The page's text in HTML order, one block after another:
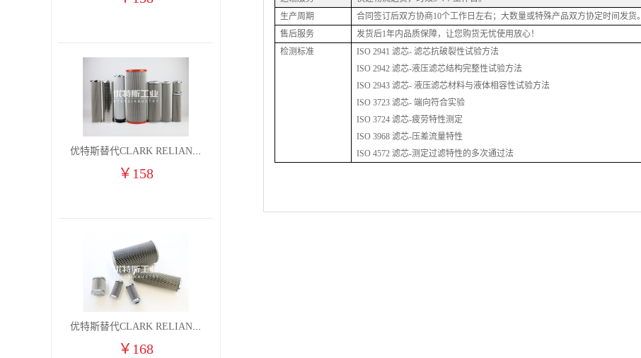
生产周期
合同签订后双方协商10个工作日左右；大数量或特殊产品双方协定时间发货。
售后服务
发货后1年内品质保障，让您购货无忧使用放心！
检测标准
ISO 2941 滤芯- 滤芯抗破裂性试验方法
ISO 2942 滤芯-液压滤芯结构完整性试验方法
ISO 2943 滤芯- 液压滤芯材料与液体相容性试验方法
ISO 3723 滤芯- 端向符合实验
ISO 3724 滤芯-疲劳特性测定
ISO 3968 滤芯-压差流量特性
ISO 4572 滤芯-测定过滤特性的多次通过法
优特斯替代CLARK RELIANCE燃气凝聚过滤器滤芯2710H7V 2710H7VO
￥ 158
优特斯替代CLARK RELIANCE燃气凝聚过滤器滤芯2710H6V 2710H6VO
￥ 168